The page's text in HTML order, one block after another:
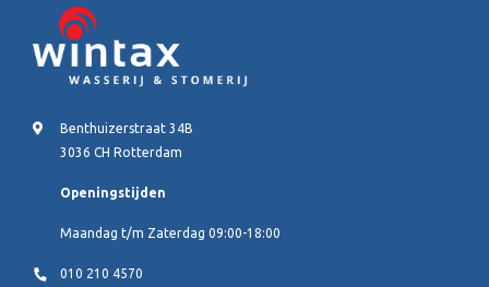
Benthuizerstraat 34B
3036 CH Rotterdam
Openingstijden
Maandag t/m Zaterdag 09:00-18:00
010 210 4570